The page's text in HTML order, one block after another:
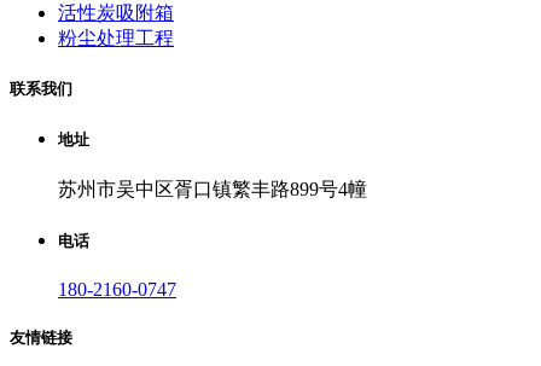
活性炭吸附箱
粉尘处理工程
联系我们
地址
苏州市吴中区胥口镇繁丰路899号4幢
电话
180-2160-0747
友情链接